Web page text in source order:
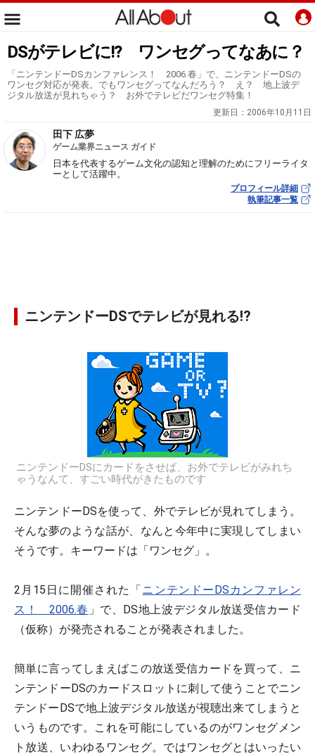
DSがテレビに!? ワンセグってなあに？
「ニンテンドーDSカンファレンス！ 2006.春」で、ニンテンドーDSの
ワンセグ対応が発表。でもワンセグってなんだろう？ え？ 地上波デ
ジタル放送が見れちゃう？ お外でテレビだワンセグ特集！
更新日： 2006年10月11日
田下 広夢
ゲーム業界ニュース ガイド
日本を代表するゲーム文化の認知と理解のためにフリーライタ
ーとして活躍中。
プロフィール詳細
執筆記事一覧
ニンテンドーDSでテレビが見れる!?
ニンテンドーDSにカードをさせば、お外でテレビがみれち
ゃうなんて、すごい時代がきたものです
ニンテンドーDSを使って、外でテレビが見れてしまう。
そんな夢のような話が、なんと今年中に実現してしまい
そうです。キーワードは「ワンセグ」。
2月15日に開催された「ニンテンドーDSカンファレン
ス！ 2006.春 」で、DS地上波デジタル放送受信カード
（仮称）が発売されることが発表されました。
簡単に言ってしまえばこの放送受信カードを買って、ニ
ンテンドーDSのカードスロットに刺して使うことでニン
テンドーDSで地上波デジタル放送が視聴出来てしまうと
いうものです。これを可能にしているのがワンセグメン
ト放送、いわゆるワンセグ。ではワンセグとはいったい